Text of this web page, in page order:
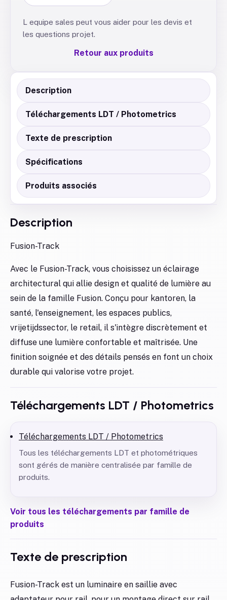
L equipe sales peut vous aider pour les devis et
les questions projet.
Retour aux produits
Description
Téléchargements LDT / Photometrics
Texte de prescription
Spécifications
Produits associés
Description
Fusion-Track
Avec le Fusion-Track, vous choisissez un éclairage
architectural qui allie design et qualité de lumière au
sein de la famille Fusion. Conçu pour kantoren, la
santé, l'enseignement, les espaces publics,
vrijetijdssector, le retail, il s'intègre discrètement et
diffuse une lumière confortable et maîtrisée. Une
finition soignée et des détails pensés en font un choix
durable qui valorise votre projet.
Téléchargements LDT / Photometrics
Téléchargements LDT / Photometrics
Tous les téléchargements LDT et photométriques
sont gérés de manière centralisée par famille de
produits.
Voir tous les téléchargements par famille de
produits
Texte de prescription
Fusion-Track est un luminaire en saillie avec